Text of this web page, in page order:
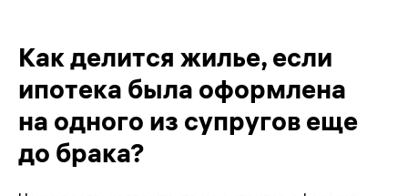
Как делится жилье, если
ипотека была оформлена
на одного из супругов еще
до брака?